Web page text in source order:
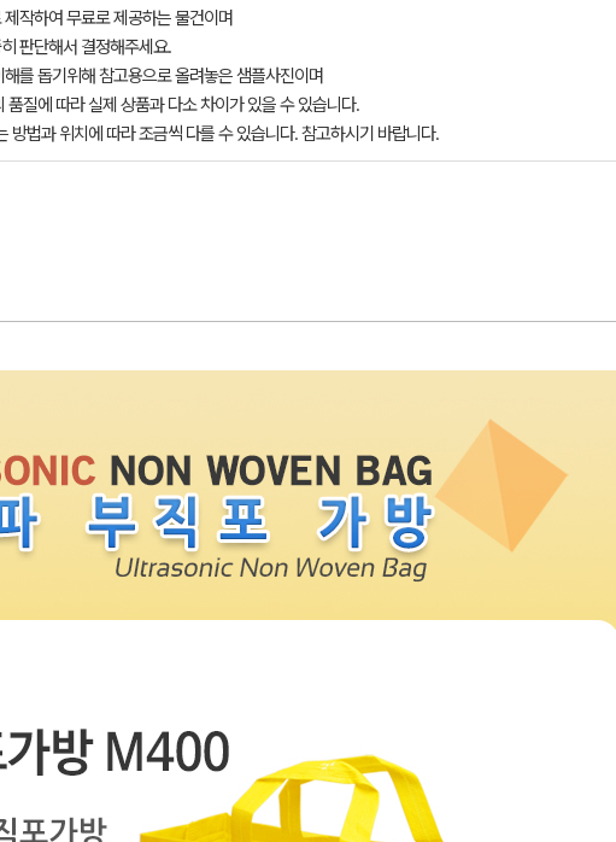
작하여 무료로 제공하는 물건이며
판단해서 결정해주세요.
를 돕기위해 참고용으로 올려놓은 샘플사진이며
품질에 따라 실제 상품과 다소 차이가 있을 수 있습니다.
방법과 위치에 따라 조금씩 다를 수 있습니다. 참고하시기 바랍니다.